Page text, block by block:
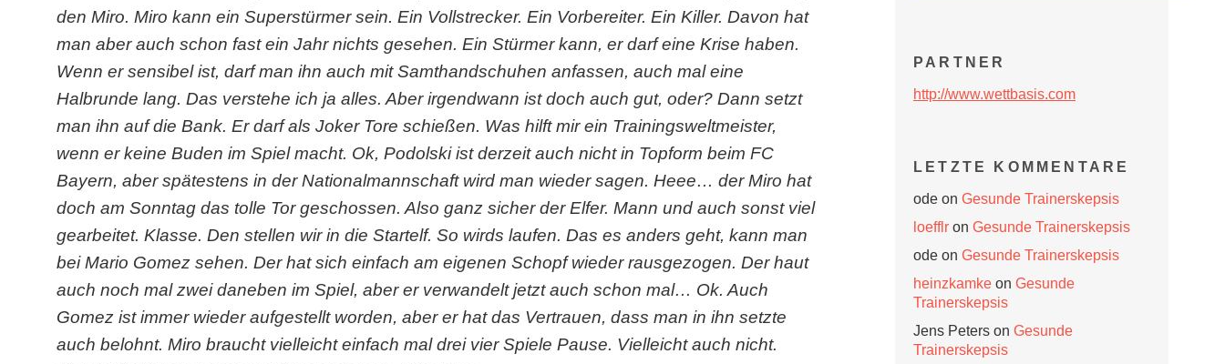
den Miro. Miro kann ein Superstürmer sein. Ein Vollstrecker. Ein Vorbereiter. Ein Killer. Davon hat
man aber auch schon fast ein Jahr nichts gesehen. Ein Stürmer kann, er darf eine Krise haben.
Wenn er sensibel ist, darf man ihn auch mit Samthandschuhen anfassen, auch mal eine
Halbrunde lang. Das verstehe ich ja alles. Aber irgendwann ist doch auch gut, oder? Dann setzt
man ihn auf die Bank. Er darf als Joker Tore schießen. Was hilft mir ein Trainingsweltmeister,
wenn er keine Buden im Spiel macht. Ok, Podolski ist derzeit auch nicht in Topform beim FC
Bayern, aber spätestens in der Nationalmannschaft wird man wieder sagen. Heee… der Miro hat
doch am Sonntag das tolle Tor geschossen. Also ganz sicher der Elfer. Mann und auch sonst viel
gearbeitet. Klasse. Den stellen wir in die Startelf. So wirds laufen. Das es anders geht, kann man
bei Mario Gomez sehen. Der hat sich einfach am eigenen Schopf wieder rausgezogen. Der haut
auch noch mal zwei daneben im Spiel, aber er verwandelt jetzt auch schon mal… Ok. Auch
Gomez ist immer wieder aufgestellt worden, aber er hat das Vertrauen, dass man in ihn setzte
auch belohnt. Miro braucht vielleicht einfach mal drei vier Spiele Pause. Vielleicht auch nicht.
PARTNER
http://www.wettbasis.com
LETZTE KOMMENTARE
ode on Gesunde Trainerskepsis
loefflr on Gesunde Trainerskepsis
ode on Gesunde Trainerskepsis
heinzkamke on Gesunde
Trainerskepsis
Jens Peters on Gesunde
Trainerskepsis